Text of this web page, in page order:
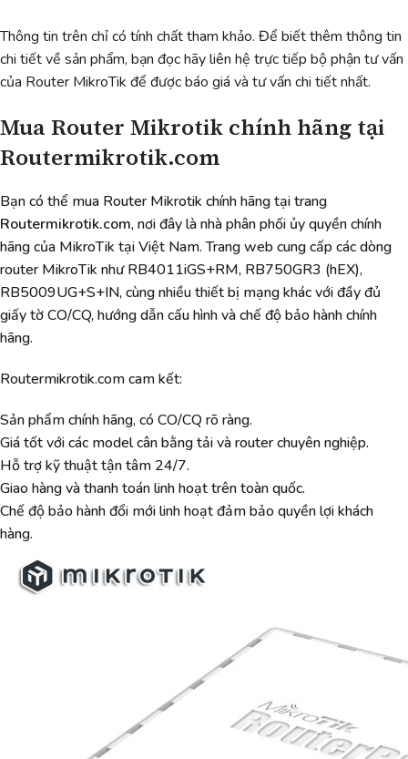
Thông tin trên chỉ có tính chất tham khảo. Để biết thêm thông tin
chi tiết về sản phẩm, bạn đọc hãy liên hệ trực tiếp bộ phận tư vấn
của Router MikroTik để được báo giá và tư vấn chi tiết nhất.
Mua Router Mikrotik chính hãng tại
Routermikrotik.com
Bạn có thể mua Router Mikrotik chính hãng tại trang
Routermikrotik.com, nơi đây là nhà phân phối ủy quyền chính
hãng của MikroTik tại Việt Nam. Trang web cung cấp các dòng
router MikroTik như RB4011iGS+RM, RB750GR3 (hEX),
RB5009UG+S+IN, cùng nhiều thiết bị mạng khác với đầy đủ
giấy tờ CO/CQ, hướng dẫn cấu hình và chế độ bảo hành chính
hãng.
Routermikrotik.com cam kết:
Sản phẩm chính hãng, có CO/CQ rõ ràng.
Giá tốt với các model cân bằng tải và router chuyên nghiệp.
Hỗ trợ kỹ thuật tận tâm 24/7.
Giao hàng và thanh toán linh hoạt trên toàn quốc.
Chế độ bảo hành đổi mới linh hoạt đảm bảo quyền lợi khách
hàng.